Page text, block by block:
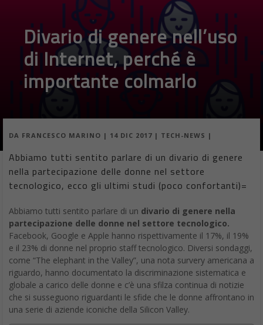
Divario di genere nell’uso
di Internet, perché è
importante colmarlo
DA FRANCESCO MARINO | 14 DIC 2017 | TECH-NEWS |
Abbiamo tutti sentito parlare di un divario di genere
nella partecipazione delle donne nel settore
tecnologico, ecco gli ultimi studi (poco confortanti)=
Abbiamo tutti sentito parlare di un divario di genere nella
partecipazione delle donne nel settore tecnologico.
Facebook, Google e Apple hanno rispettivamente il 17%, il 19%
e il 23% di donne nel proprio staff tecnologico. Diversi sondaggi,
come “The elephant in the Valley”, una nota survery americana a
riguardo, hanno documentato la discriminazione sistematica e
globale a carico delle donne e c’è una sfilza continua di notizie
che si susseguono riguardanti le sfide che le donne affrontano in
una serie di aziende iconiche della Silicon Valley.